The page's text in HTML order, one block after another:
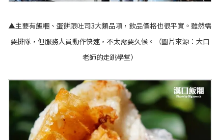
▲主要有飯糰、蛋餅跟吐司3大類品項，飲品價格也很平實。雖然需
要排隊，但服務人員動作快速，不太需要久候。（圖片來源： 大口
老師的走跳學堂）